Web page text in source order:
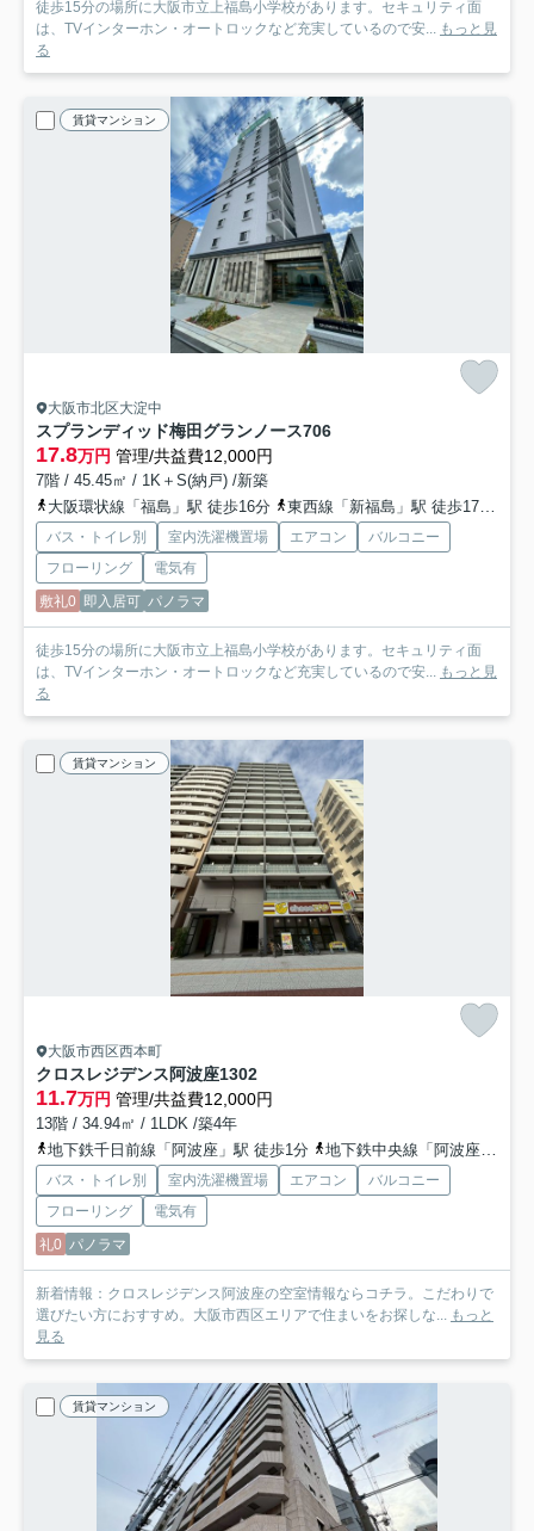
徒歩15分の場所に大阪市立上福島小学校があります。セキュリティ面
は、TVインターホン・オートロックなど充実しているので安...
もっと見
る
賃貸マンション
大阪市北区大淀中
スプランディッド梅田グランノース706
17.8万円 管理/共益費12,000円
7階 / 45.45㎡ / 1K＋S(納戸) /新築
大阪環状線「福島」駅 徒歩16分
東西線「新福島」駅 徒歩17分
バス・トイレ別 室内洗濯機置場 エアコン
バルコニー
フローリング
電気有
敷礼0 即入居可 パノラマ
徒歩15分の場所に大阪市立上福島小学校があります。セキュリティ面
は、TVインターホン・オートロックなど充実しているので安...
もっと見
る
賃貸マンション
大阪市西区西本町
クロスレジデンス阿波座1302
11.7万円 管理/共益費12,000円
13階 / 34.94㎡ / 1LDK /築4年
地下鉄千日前線「阿波座」駅 徒歩1分
地下鉄中央線「阿波座」駅 徒歩1分
バス・トイレ別 室内洗濯機置場 エアコン
バルコニー
フローリング
電気有
礼0 パノラマ
新着情報：クロスレジデンス阿波座の空室情報ならコチラ。こだわりで
選びたい方におすすめ。大阪市西区エリアで住まいをお探しな...
もっと
見る
賃貸マンション